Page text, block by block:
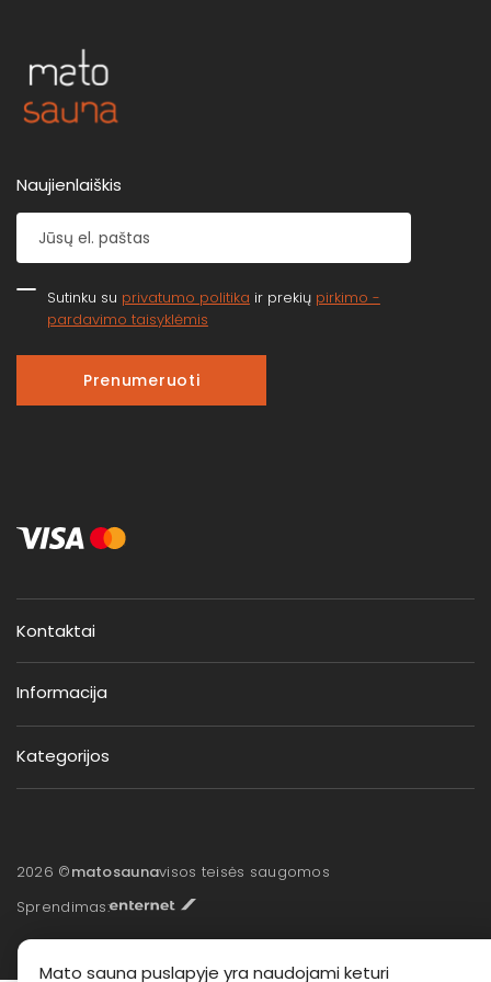
Kontaktai
Informacija
Kategorijos
Naujienlaiškis
Sutinku su privatumo politika ir prekių pirkimo -
pardavimo taisyklėmis
Prenumeruoti
2026 ©matosaunavisos teisės saugomos
Sprendimas:
Mato sauna puslapyje yra naudojami keturi